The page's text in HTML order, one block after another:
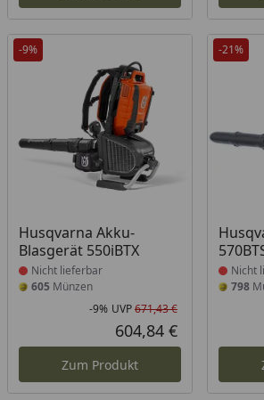
-9%
Husqvarna Akku-
Blasgerät 550iBTX
Produkt nicht lieferbar
Nicht lieferbar
605 Münzen
Rabatt in
-9% UVP671,43 €
Aktueller Preis
604,84 €
Zum Produkt
-21%
Nicht
798